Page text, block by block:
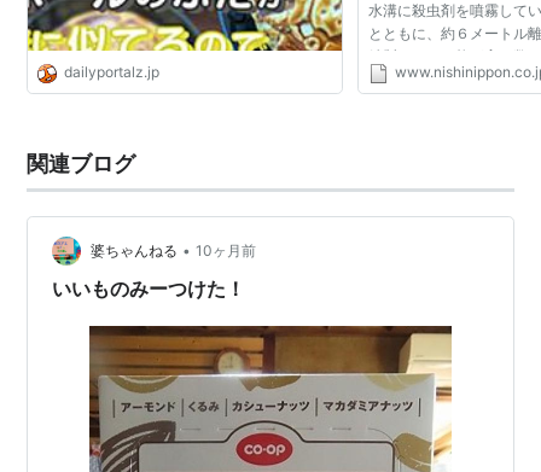
dailyportalz.jp
水溝に殺虫剤を噴霧して
とともに、約６メートル
鉄製のふた３枚が高さ数
んだ。店内には従業員２
関連ブログ
婆ちゃんねる • 10ヶ月前
いいものみーつけた！